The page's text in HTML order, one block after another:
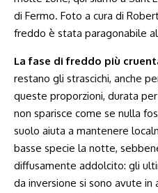
La fase di freddo più
restano gli strascichi, anche
queste proporzioni, durata
non sparisce come se nulla
suolo aiuta a mantenere
basse specie la notte,
diffusamente addolcito: gli
da inversione si sono avute